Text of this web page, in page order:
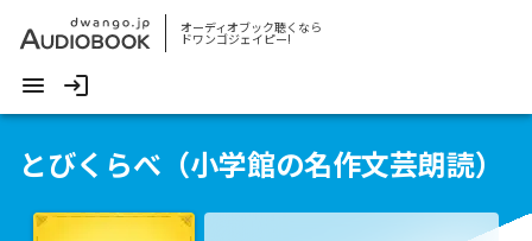
オーディオブック聴くなら
ドワンゴジェイピー!
とびくらべ（小学館の名作文芸朗読）